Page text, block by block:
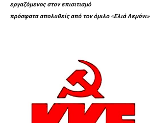
εργαζόμενος στον επισιτισμό
πρόσφατα απολυθείς από τον όμιλο «Ελιά Λεμόνι»